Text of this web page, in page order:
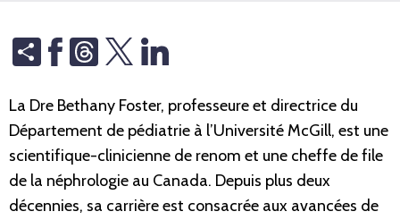
Share Threads
La Dre Bethany Foster, professeure et directrice du
Département de pédiatrie à l’Université McGill, est une
scientifique-clinicienne de renom et une cheffe de file
de la néphrologie au Canada. Depuis plus deux
décennies, sa carrière est consacrée aux avancées de